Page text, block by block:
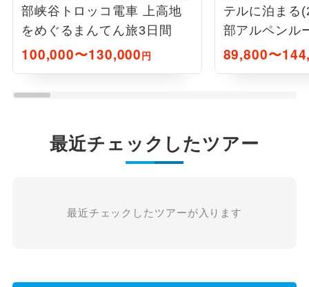
部峡谷トロッコ電車 上高地
をめぐるまんてん旅3日間
100,000〜130,000円
テルに泊まる
部アルペンル
トロッコ電車
89,800〜
最近チェックしたツアー
最近チェックしたツアーが入ります